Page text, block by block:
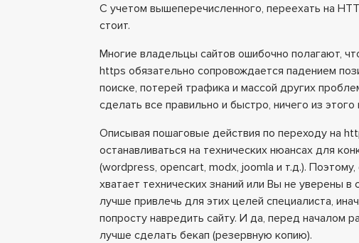
С учетом вышеперечисленного, переехать на
стоит.
Многие владельцы сайтов ошибочно полагают,
https обязательно сопровождается падением
поиске, потерей трафика и массой других
сделать все правильно и быстро, ничего из этого
Описывая пошаговые действия по переходу на
останавливаться на технических нюансах для
(wordpress, opencart, modx, joomla и т.д.). Поэтому,
хватает технических знаний или Вы не уверены в
лучше привлечь для этих целей специалиста,
попросту навредить сайту. И да, перед началом
лучше сделать бекап (резервную копию).